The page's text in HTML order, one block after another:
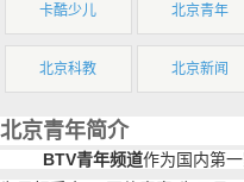
卡酷少儿 北京青年
北京科教 北京新闻
北京青年简介
BTV青年频道作为国内第